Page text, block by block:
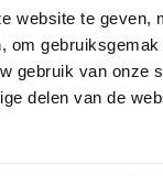
website te geven,
gebruik van onze
delen van de